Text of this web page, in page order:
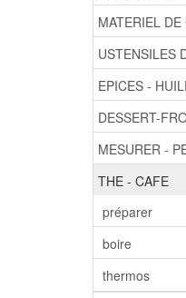
MATERIEL
USTENSILES
EPICES -
DESSERT-
MESURER -
THE - CAFE
préparer
boire
thermos